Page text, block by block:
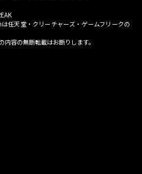
任天堂・クリーチャーズ・ゲームフリークの
容の無断転載はお断りします。